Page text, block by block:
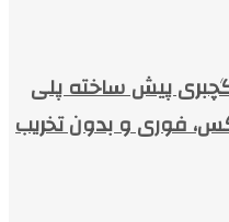
گچبری پیش ساخته پلی
فوری و بدون تخریب